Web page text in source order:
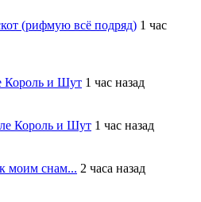
(рифмую всё подряд) 1 час
Король и Шут 1 час назад
Король и Шут 1 час назад
моим снам... 2 часа назад